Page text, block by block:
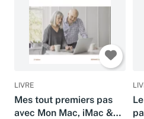
LIVRE
Mes tout premiers pas
avec Mon Mac, iMac &